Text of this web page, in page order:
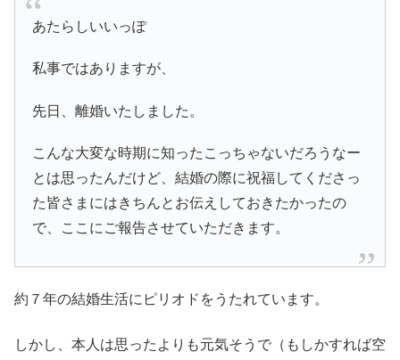
あたらしいいっぽ
私事ではありますが、
先日、離婚いたしました。
こんな大変な時期に知ったこっちゃないだろうなー
とは思ったんだけど、結婚の際に祝福してくださっ
た皆さまにはきちんとお伝えしておきたかったの
で、ここにご報告させていただきます。
約７年の結婚生活にピリオドをうたれています。
しかし、本人は思ったよりも元気そうで（もしかすれば空